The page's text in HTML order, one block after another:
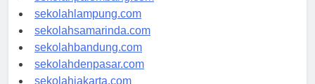
sekolahpalembang.com
sekolahlampung.com
sekolahsamarinda.com
sekolahbandung.com
sekolahdenpasar.com